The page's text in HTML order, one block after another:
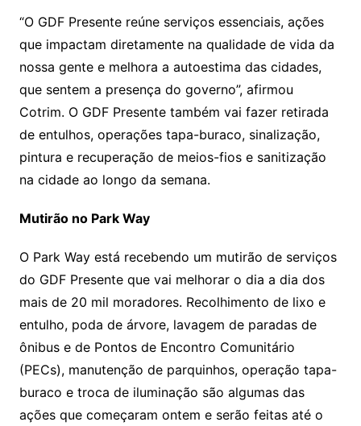
“O GDF Presente reúne serviços essenciais, ações
que impactam diretamente na qualidade de vida da
nossa gente e melhora a autoestima das cidades,
que sentem a presença do governo”, afirmou
Cotrim. O GDF Presente também vai fazer retirada
de entulhos, operações tapa-buraco, sinalização,
pintura e recuperação de meios-fios e sanitização
na cidade ao longo da semana.
Mutirão no Park Way
O Park Way está recebendo um mutirão de serviços
do GDF Presente que vai melhorar o dia a dia dos
mais de 20 mil moradores. Recolhimento de lixo e
entulho, poda de árvore, lavagem de paradas de
ônibus e de Pontos de Encontro Comunitário
(PECs), manutenção de parquinhos, operação tapa-
buraco e troca de iluminação são algumas das
ações que começaram ontem e serão feitas até o